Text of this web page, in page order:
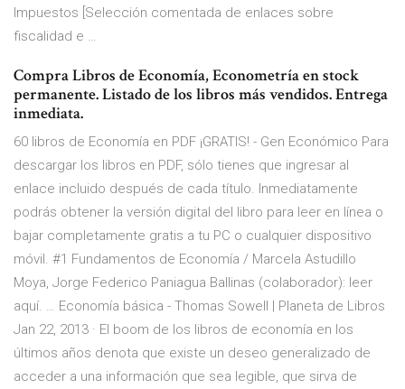
Impuestos [Selección comentada de enlaces sobre
fiscalidad e …
Compra Libros de Economía, Econometría en stock
permanente. Listado de los libros más vendidos. Entrega
inmediata.
60 libros de Economía en PDF ¡GRATIS! - Gen Económico Para
descargar los libros en PDF, sólo tienes que ingresar al
enlace incluido después de cada título. Inmediatamente
podrás obtener la versión digital del libro para leer en línea o
bajar completamente gratis a tu PC o cualquier dispositivo
móvil. #1 Fundamentos de Economía / Marcela Astudillo
Moya, Jorge Federico Paniagua Ballinas (colaborador): leer
aquí. … Economía básica - Thomas Sowell | Planeta de Libros
Jan 22, 2013 · El boom de los libros de economía en los
últimos años denota que existe un deseo generalizado de
acceder a una información que sea legible, que sirva de